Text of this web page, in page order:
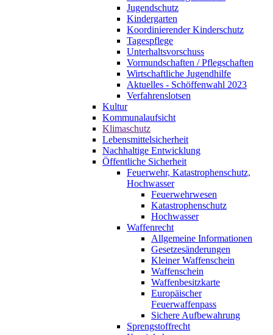
Jugendschutz
Kindergarten
Koordinierender Kinderschutz
Tagespflege
Unterhaltsvorschuss
Vormundschaften / Pflegschaften
Wirtschaftliche Jugendhilfe
Aktuelles - Schöffenwahl 2023
Verfahrenslotsen
Kultur
Kommunalaufsicht
Klimaschutz
Lebensmittelsicherheit
Nachhaltige Entwicklung
Öffentliche Sicherheit
Feuerwehr, Katastrophenschutz,
Hochwasser
Feuerwehrwesen
Katastrophenschutz
Hochwasser
Waffenrecht
Allgemeine Informationen
Gesetzesänderungen
Kleiner Waffenschein
Waffenschein
Waffenbesitzkarte
Europäischer
Feuerwaffenpass
Sichere Aufbewahrung
Sprengstoffrecht